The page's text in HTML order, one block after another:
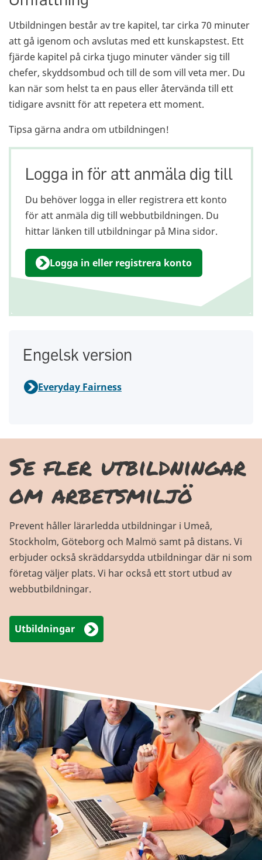
Utbildningen består av tre kapitel, tar cirka 70 minuter
att gå igenom och avslutas med ett kunskapstest. Ett
fjärde kapitel på cirka tjugo minuter vänder sig till
chefer, skyddsombud och till de som vill veta mer. Du
kan när som helst ta en paus eller återvända till ett
tidigare avsnitt för att repetera ett moment.
Tipsa gärna andra om utbildningen!
Logga in för att anmäla dig till
Du behöver logga in eller registrera ett konto
för att anmäla dig till webbutbildningen. Du
hittar länken till utbildningar på Mina sidor.
Logga in eller registrera konto
Engelsk version
Everyday Fairness
Se fler utbildningar
om arbetsmiljö
Prevent håller lärarledda utbildningar i Umeå,
Stockholm, Göteborg och Malmö samt på distans. Vi
erbjuder också skräddarsydda utbildningar där ni som
företag väljer plats. Vi har också ett stort utbud av
webbutbildningar.
Utbildningar